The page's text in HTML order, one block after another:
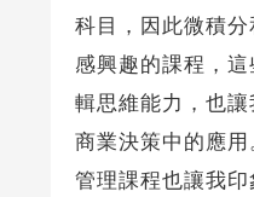
科目，因此微積
感興趣的課程，
輯思維能力，也
商業決策中的應
管理課程也讓我